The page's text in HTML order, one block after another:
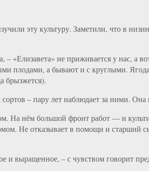
эту культуру. Заметили, что в
«Елизавета» не приживается у нас, а
плодами, а бывают и с круглыми.
брызжется).
– пару лет наблюдает за ними. Она
нём большой фронт работ — и
Не отказывает в помощи и
и выращенное, – с чувством говорит